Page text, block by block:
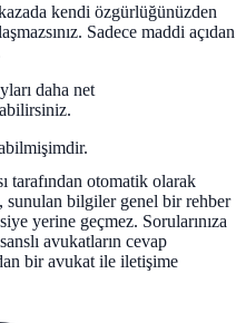
kendi özgürlüğünüzden
Sadece maddi açıdan
daha net
tarafından otomatik olarak
sunulan bilgiler genel bir rehber
yerine geçmez. Sorularınıza
avukatların cevap
bir avukat ile iletişime